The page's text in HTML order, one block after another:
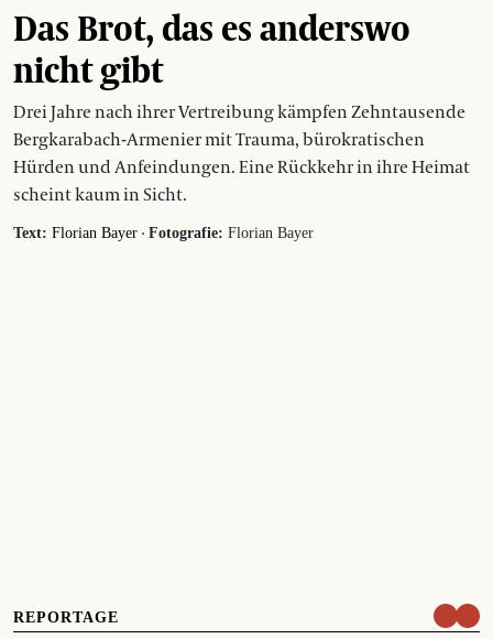
Das Brot, das es anderswo
nicht gibt
Drei Jahre nach ihrer Vertreibung kämpfen Zehntausende
Bergkarabach-Armenier mit Trauma, bürokratischen
Hürden und Anfeindungen. Eine Rückkehr in ihre Heimat
scheint kaum in Sicht.
Text: Florian Bayer · Fotografie: Florian Bayer
REPORTAGE